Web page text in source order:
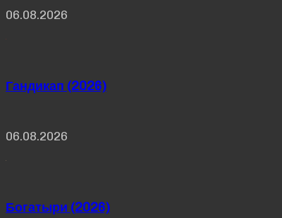
06.08.2026
Гандикап (2026)
06.08.2026
Богатыри (2026)